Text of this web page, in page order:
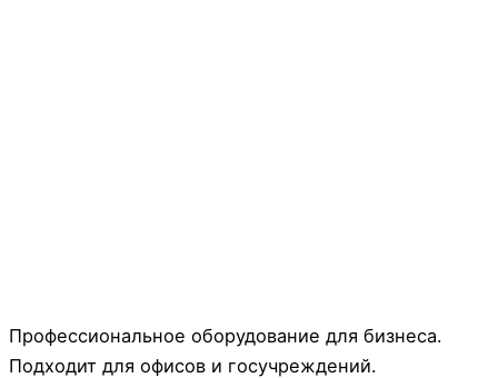
Профессиональное оборудование для бизнеса.
Подходит для офисов и госучреждений.